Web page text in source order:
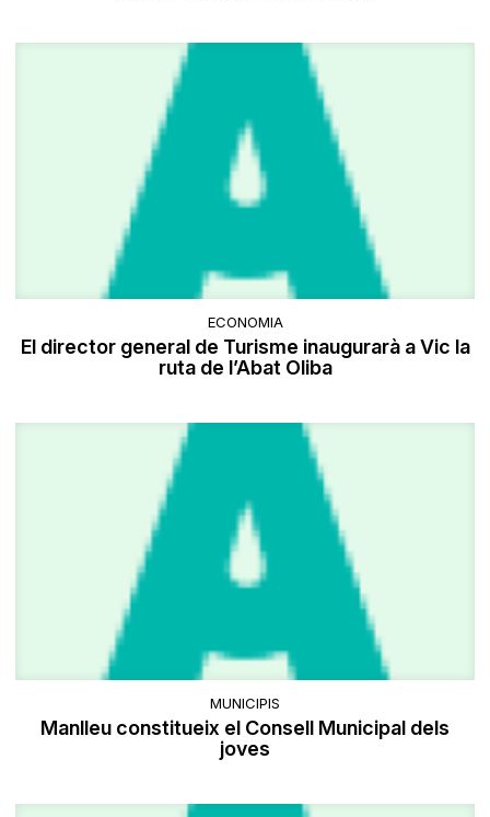
ECONOMIA
El director general de Turisme inaugurarà a Vic la
ruta de l’Abat Oliba
MUNICIPIS
Manlleu constitueix el Consell Municipal dels
joves